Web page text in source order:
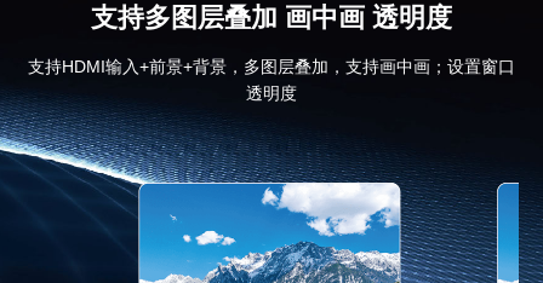
支持多图层叠加 画中画 透明度
支持HDMI输入+前景+背景，多图层叠加，支持画中画；设置窗口
透明度